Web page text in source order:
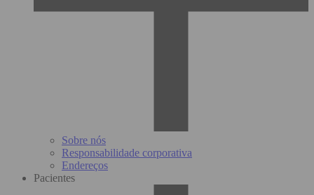
Sobre nós
Responsabilidade corporativa
Endereços
Pacientes